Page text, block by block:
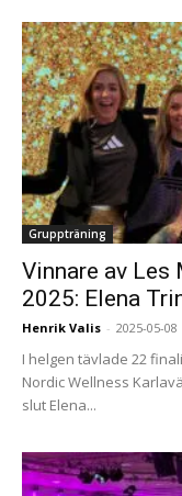
Gruppträning
Vinnare av Les
2025: Elena
Henrik Valis - 2025-05-08
I helgen tävlade 22
Nordic Wellness
slut Elena...